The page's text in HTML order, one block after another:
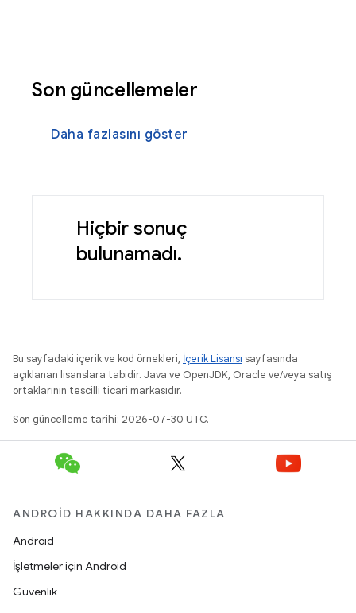
Son güncellemeler
Daha fazlasını göster
Hiçbir sonuç
bulunamadı.
Bu sayfadaki içerik ve kod örnekleri, İçerik Lisansı sayfasında
açıklanan lisanslara tabidir. Java ve OpenJDK, Oracle ve/veya satış
ortaklarının tescilli ticari markasıdır.
Son güncelleme tarihi: 2026-07-30 UTC.
ANDROID HAKKINDA DAHA FAZLA
Android
İşletmeler için Android
Güvenlik